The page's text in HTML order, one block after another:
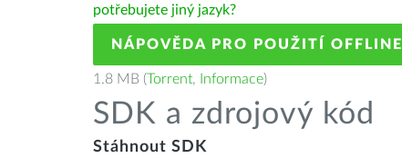
potřebujete jiný jazyk?
NÁPOVĚDA PRO POUŽITÍ OFFLINE
1.8 MB (Torrent, Informace)
SDK a zdrojový kód
Stáhnout SDK